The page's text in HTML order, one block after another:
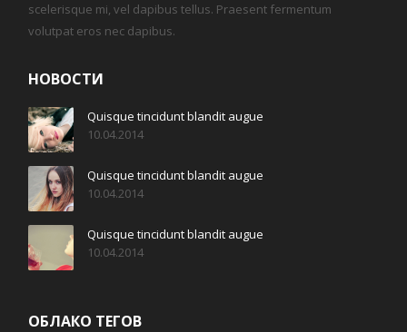
scelerisque mi, vel dapibus tellus. Praesent fermentum
volutpat eros nec dapibus.
НОВОСТИ
Quisque tincidunt blandit augue
10.04.2014
Quisque tincidunt blandit augue
10.04.2014
Quisque tincidunt blandit augue
10.04.2014
ОБЛАКО ТЕГОВ